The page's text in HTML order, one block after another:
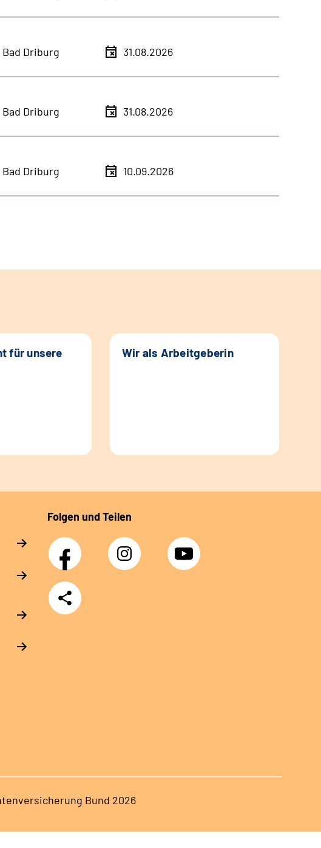
Bad Driburg 31.08.2026
Bad Driburg 31.08.2026
Bad Driburg 10.09.2026
für unsere
Wir als Arbeitgeberin
Folgen und Teilen
Facebook Instagram YouTube
Teilen
Bund 2026